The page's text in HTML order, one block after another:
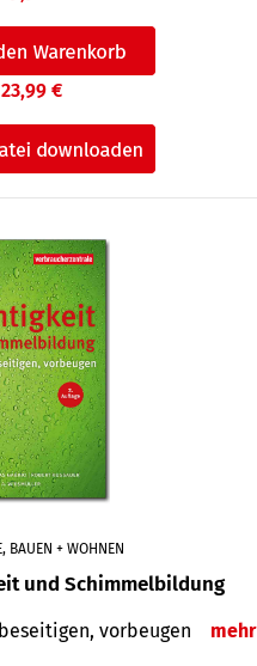
23,99 €
BAUEN + WOHNEN
und Schimmelbildung
vorbeugen mehr